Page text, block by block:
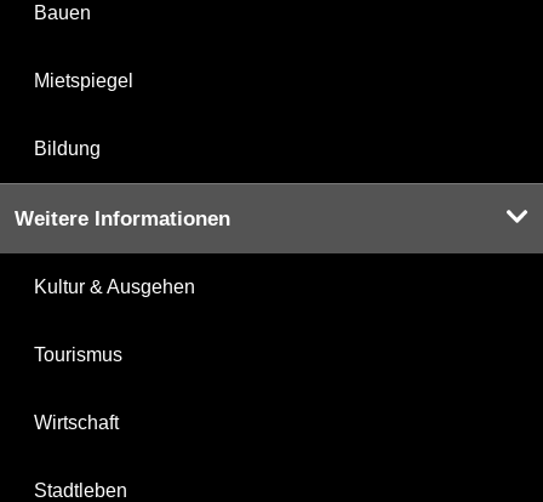
Bauen
Mietspiegel
Bildung
Weitere Informationen
Kultur & Ausgehen
Tourismus
Wirtschaft
Stadtleben